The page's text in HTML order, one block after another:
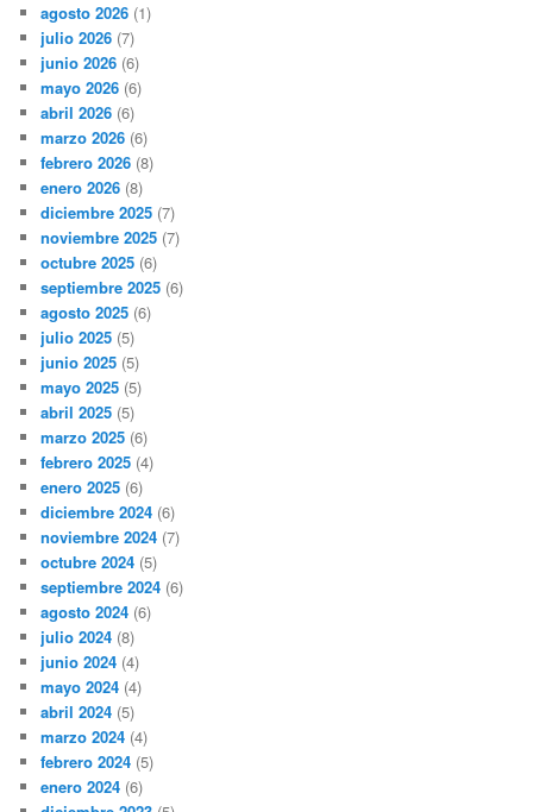
agosto 2026 (1)
julio 2026 (7)
junio 2026 (6)
mayo 2026 (6)
abril 2026 (6)
marzo 2026 (6)
febrero 2026 (8)
enero 2026 (8)
diciembre 2025 (7)
noviembre 2025 (7)
octubre 2025 (6)
septiembre 2025 (6)
agosto 2025 (6)
julio 2025 (5)
junio 2025 (5)
mayo 2025 (5)
abril 2025 (5)
marzo 2025 (6)
febrero 2025 (4)
enero 2025 (6)
diciembre 2024 (6)
noviembre 2024 (7)
octubre 2024 (5)
septiembre 2024 (6)
agosto 2024 (6)
julio 2024 (8)
junio 2024 (4)
mayo 2024 (4)
abril 2024 (5)
marzo 2024 (4)
febrero 2024 (5)
enero 2024 (6)